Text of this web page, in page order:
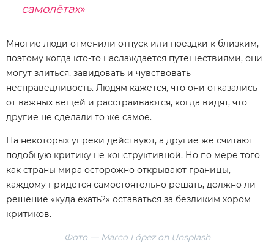
самолётах»
Многие люди отменили отпуск или поездки к близким,
поэтому когда кто-то наслаждается путешествиями, они
могут злиться, завидовать и чувствовать
несправедливость. Людям кажется, что они отказались
от важных вещей и расстраиваются, когда видят, что
другие не сделали то же самое.
На некоторых упреки действуют, а другие же считают
подобную критику не конструктивной. Но по мере того
как страны мира осторожно открывают границы,
каждому придется самостоятельно решать, должно ли
решение «куда ехать?» оставаться за безликим хором
критиков.
Фото — Marco López on Unsplash